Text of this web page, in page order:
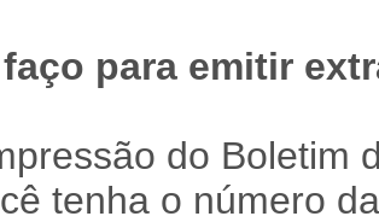
para emitir
do Boletim
tenha o número